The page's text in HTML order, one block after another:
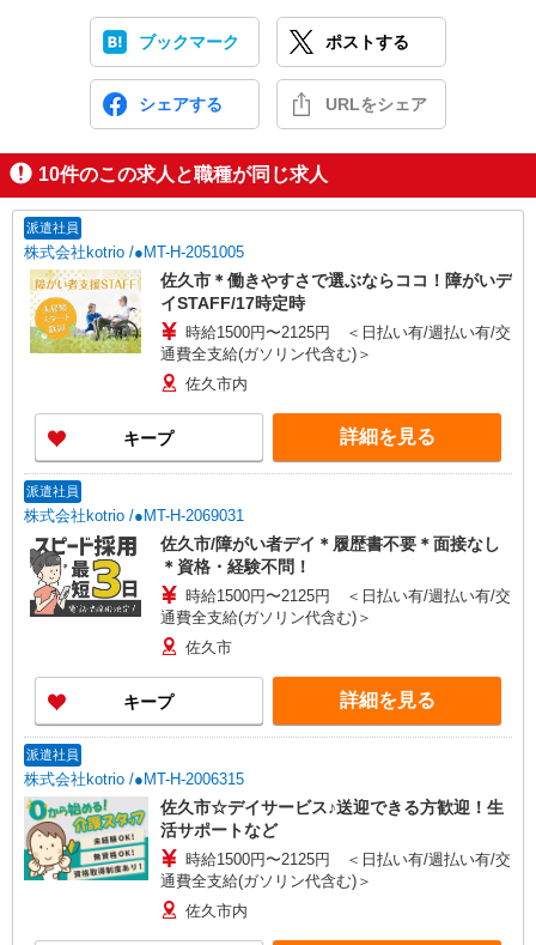
ブックマーク ポストする
シェアする URLをシェア
10件のこの求人と職種が同じ求人
派遣社員
株式会社kotrio /●MT-H-2051005
佐久市＊働きやすさで選ぶならココ！障がいデ
イSTAFF/17時定時
時給1500円〜2125円 ＜日払い有/週払い有/交
通費全支給(ガソリン代含む)＞
佐久市内
キープ 詳細を見る
派遣社員
株式会社kotrio /●MT-H-2069031
佐久市/障がい者デイ＊履歴書不要＊面接なし
＊資格・経験不問！
時給1500円〜2125円 ＜日払い有/週払い有/交
通費全支給(ガソリン代含む)＞
佐久市
キープ 詳細を見る
派遣社員
株式会社kotrio /●MT-H-2006315
佐久市☆デイサービス♪送迎できる方歓迎！生
活サポートなど
時給1500円〜2125円 ＜日払い有/週払い有/交
通費全支給(ガソリン代含む)＞
佐久市内